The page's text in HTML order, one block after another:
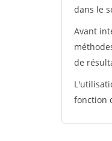
dans le
Avant
de
fonction